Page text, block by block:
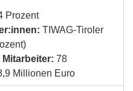
Prozent
TIWAG-Tiroler
78
Millionen Euro